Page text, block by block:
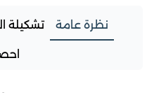
نظرة عامة تشكيلة